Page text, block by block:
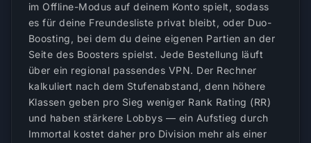
im Offline-Modus auf deinem Konto spielt, sodass
es für deine Freundesliste privat bleibt, oder Duo-
Boosting, bei dem du deine eigenen Partien an der
Seite des Boosters spielst. Jede Bestellung läuft
über ein regional passendes VPN. Der Rechner
kalkuliert nach dem Stufenabstand, denn höhere
Klassen geben pro Sieg weniger Rank Rating (RR)
und haben stärkere Lobbys — ein Aufstieg durch
Immortal kostet daher pro Division mehr als einer